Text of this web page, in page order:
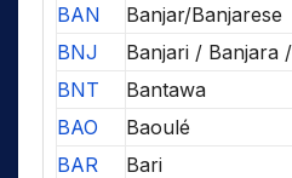
BAN
Banjar/Banjarese
BNJ
Banjari / Banjara
BNT
Bantawa
BAO
Baoulé
BAR
Bari